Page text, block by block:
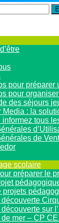
pour préparer
pour
des séjours
Media : la
informez tous
de
scolaire
préparer le
projets
sur
mer – CP